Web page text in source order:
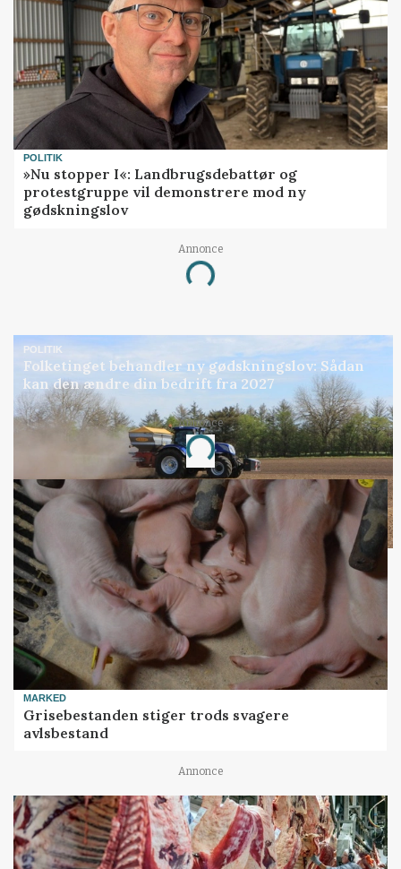
POLITIK
»Nu stopper I«: Landbrugsdebattør og
protestgruppe vil demonstrere mod ny
gødskningslov
Annonce
Loading...
POLITIK
Folketinget behandler ny gødskningslov: Sådan
kan den ændre din bedrift fra 2027
Annonce
Loading...
MARKED
Grisebestanden stiger trods svagere
avlsbestand
Annonce